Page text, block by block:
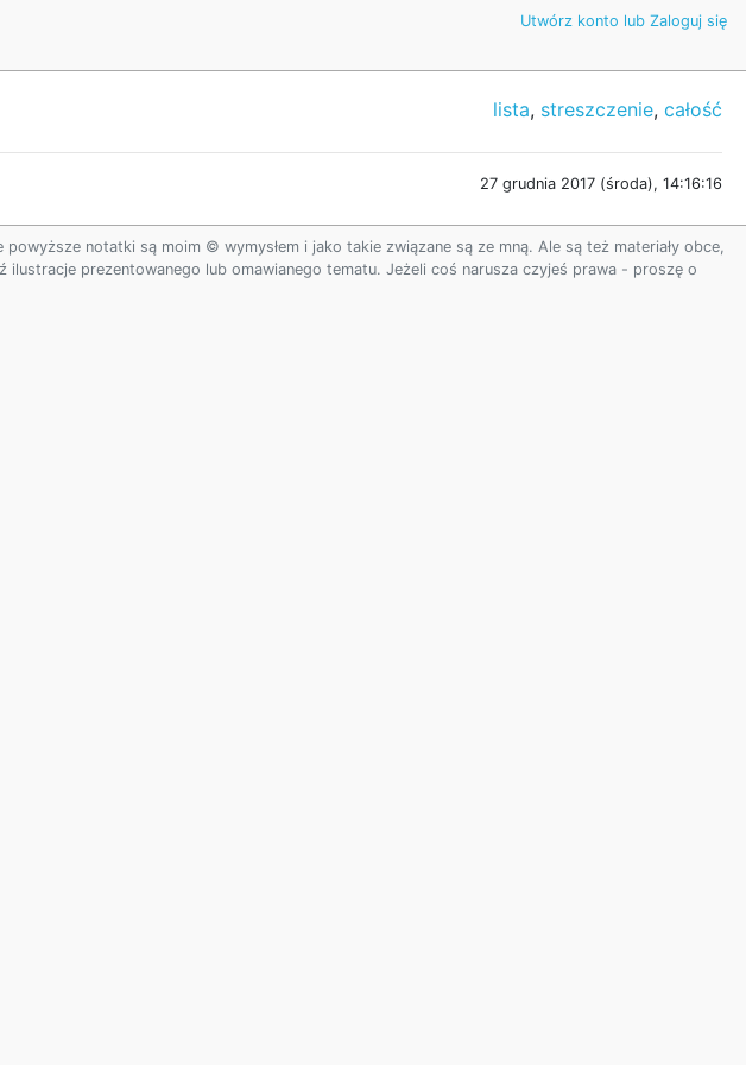
Utwórz konto lub Zaloguj się
lista, streszczenie, całość
27 grudnia 2017 (środa), 14:16:16
notatki są moim © wymysłem i jako takie związane są ze mną. Ale są też materiały obce,
prezentowanego lub omawianego tematu. Jeżeli coś narusza czyjeś prawa - proszę o